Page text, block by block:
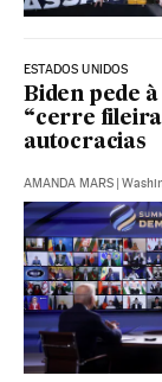
ESTADOS UNIDOS
Biden pede
“cerre
autocracias
AMANDA MARS |